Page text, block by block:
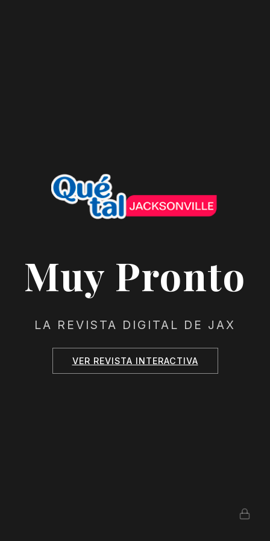
Muy Pronto
LA REVISTA DIGITAL DE JAX
VER REVISTA INTERACTIVA